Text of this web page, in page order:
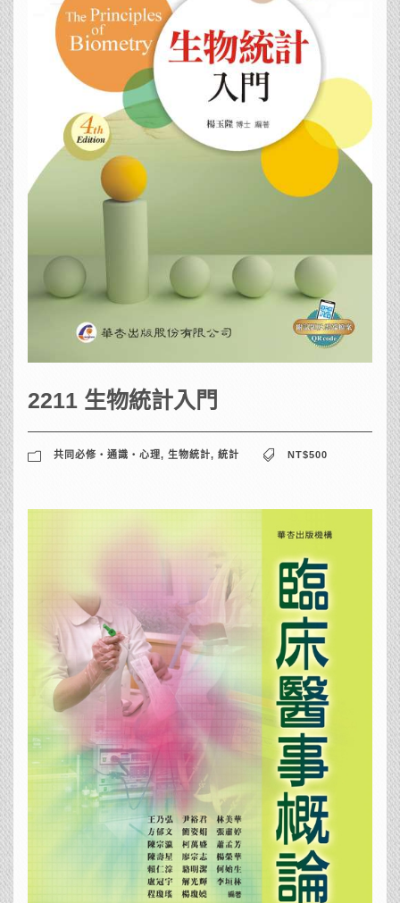
2211 生物統計入門
共同必修‧通識‧心理, 生物統計, 統計 NT$500